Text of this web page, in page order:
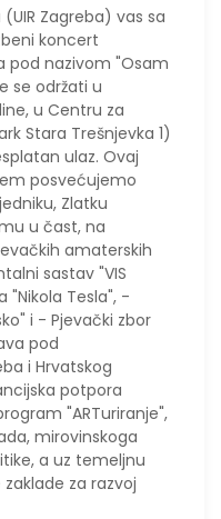
Zagreba) vas sa
koncert
pod nazivom "Osam
se održati u
u Centru za
Stara Trešnjevka 1)
ulaz. Ovaj
posvećujemo
Zlatku
u čast, na
amaterskih
sastav "VIS
"Nikola Tesla", -
i - Pjevački zbor
pod
i Hrvatskog
potpora
"ARTuriranje",
mirovinskoga
a uz temeljnu
za razvoj